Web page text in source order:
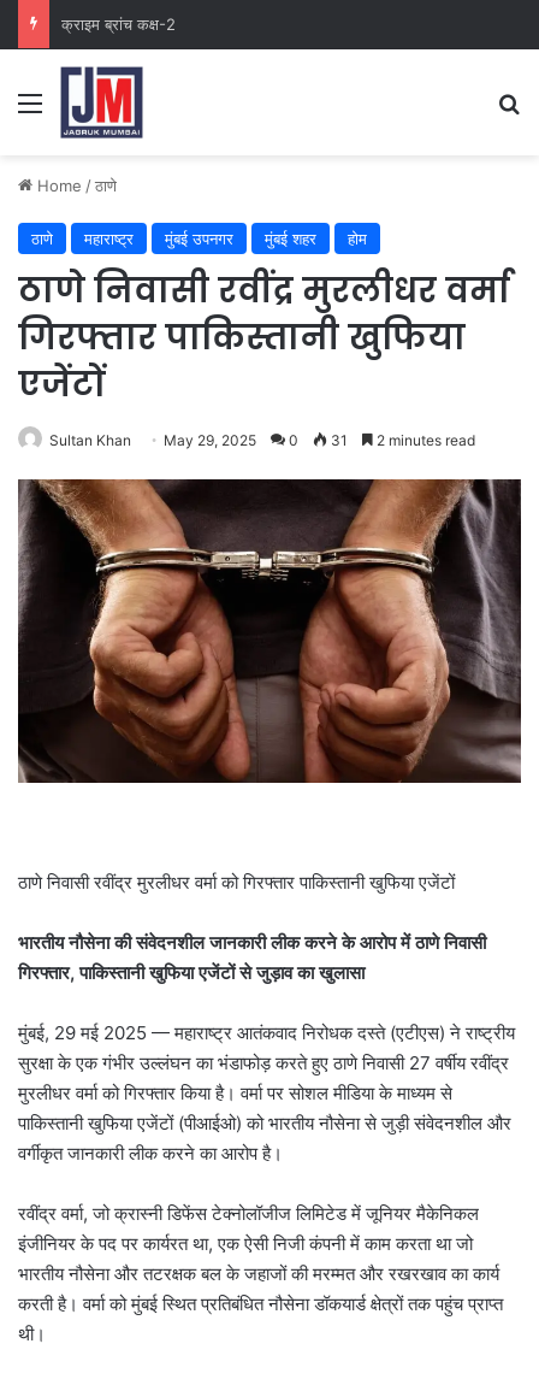
क्राइम ब्रांच कक्ष-2
Home /ठाणे
ठाणे महाराष्ट्र मुंबई उपनगर मुंबई शहर होम
ठाणे निवासी रवींद्र मुरलीधर वर्मा
गिरफ्तार पाकिस्तानी खुफिया
एजेंटों
Sultan Khan May 29, 2025 0 31 2 minutes read
ठाणे निवासी रवींद्र मुरलीधर वर्मा को गिरफ्तार पाकिस्तानी खुफिया एजेंटों
भारतीय नौसेना की संवेदनशील जानकारी लीक करने के आरोप में ठाणे निवासी
गिरफ्तार, पाकिस्तानी खुफिया एजेंटों से जुड़ाव का खुलासा
मुंबई, 29 मई 2025 — महाराष्ट्र आतंकवाद निरोधक दस्ते (एटीएस) ने राष्ट्रीय
सुरक्षा के एक गंभीर उल्लंघन का भंडाफोड़ करते हुए ठाणे निवासी 27 वर्षीय रवींद्र
मुरलीधर वर्मा को गिरफ्तार किया है। वर्मा पर सोशल मीडिया के माध्यम से
पाकिस्तानी खुफिया एजेंटों (पीआईओ) को भारतीय नौसेना से जुड़ी संवेदनशील और
वर्गीकृत जानकारी लीक करने का आरोप है।
रवींद्र वर्मा, जो क्रास्नी डिफेंस टेक्नोलॉजीज लिमिटेड में जूनियर मैकेनिकल
इंजीनियर के पद पर कार्यरत था, एक ऐसी निजी कंपनी में काम करता था जो
भारतीय नौसेना और तटरक्षक बल के जहाजों की मरम्मत और रखरखाव का कार्य
करती है। वर्मा को मुंबई स्थित प्रतिबंधित नौसेना डॉकयार्ड क्षेत्रों तक पहुंच प्राप्त
थी।